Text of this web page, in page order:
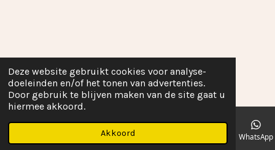
Deze website gebruikt cookies voor analyse-
doeleinden en/of het tonen van advertenties.
Door gebruik te blijven maken van de site gaat u
hiermee akkoord.
Akkoord
Telefoonnummer WhatsApp